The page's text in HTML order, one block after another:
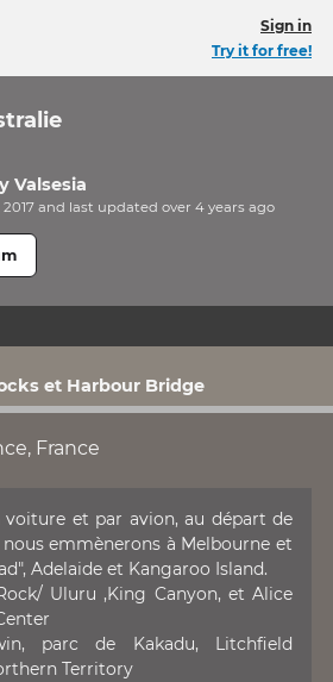
Sign in
Try it for free!
Valsesia
2017 and last updatedover 4 years ago
et Harbour Bridge
France
voiture et par avion, au départ de
nous emmènerons à Melbourne et
Adelaide et Kangaroo Island.
Uluru ,King Canyon, et Alice
parc de Kakadu, Litchfield
Territory